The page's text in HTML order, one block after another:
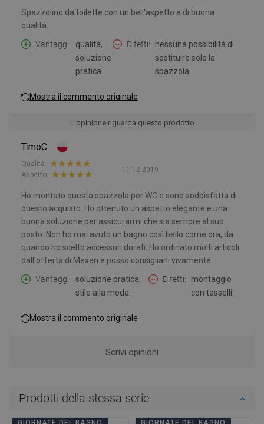
Spazzolino da toilette con un bell'aspetto e di buona
qualità.
Vantaggi
qualità,
soluzione
pratica.
Difetti
nessuna possibilità di
sostituire solo la
spazzola
Mostra il commento originale
L'opinione riguarda questo prodotto
TimoC
11-12-2019
Qualità:
Aspetto:
Ho montato questa spazzola per WC e sono soddisfatta di
questo acquisto. Ho ottenuto un aspetto elegante e una
buona soluzione per assicurarmi che sia sempre al suo
posto. Non ho mai avuto un bagno così bello come ora, da
quando ho scelto accessori dorati. Ho ordinato molti articoli
dall'offerta di Mexen e posso consigliarli vivamente.
Vantaggi
soluzione pratica,
stile alla moda.
Difetti
montaggio
con tasselli.
Mostra il commento originale
Scrivi opinioni
Prodotti della stessa serie